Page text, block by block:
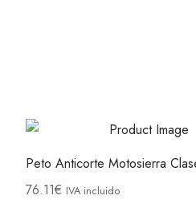
Peto Anticorte Motosierra
76.11€ IVA incluido